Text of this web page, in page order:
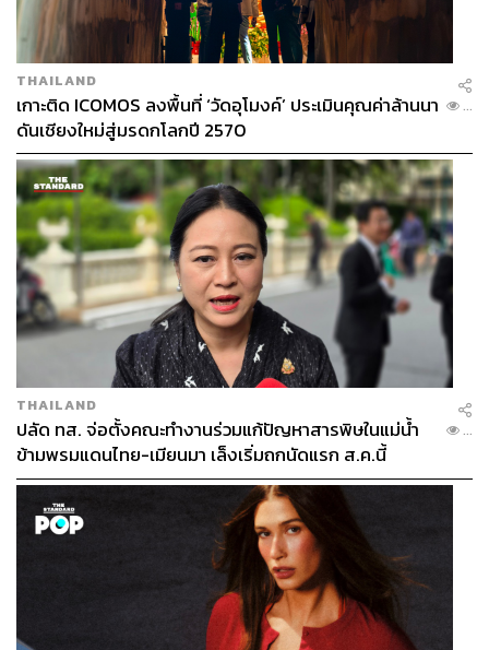
THAILAND
เกาะติด ICOMOS ลงพื้นที่ ‘วัดอุโมงค์’ ประเมินคุณค่าล้านนา
ดันเชียงใหม่สู่มรดกโลกปี 2570
...
THAILAND
ปลัด ทส. จ่อตั้งคณะทำงานร่วมแก้ปัญหาสารพิษในแม่น้ำ
ข้ามพรมแดนไทย-เมียนมา เล็งเริ่มถกนัดแรก ส.ค.นี้
...